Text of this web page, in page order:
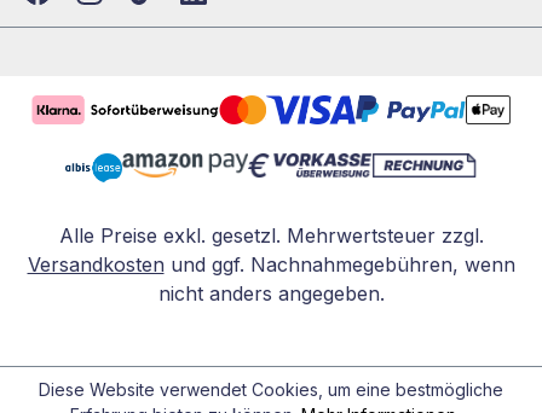
Alle Preise exkl. gesetzl. Mehrwertsteuer zzgl.
Versandkosten und ggf. Nachnahmegebühren, wenn
nicht anders angegeben.
Diese Website verwendet Cookies, um eine bestmögliche